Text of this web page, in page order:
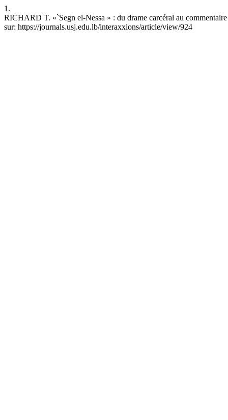
1.
RICHARD T. «`Segn el-Nessa » : du drame carcéral au
sur: https://journals.usj.edu.lb/interaxxions/article/view/924